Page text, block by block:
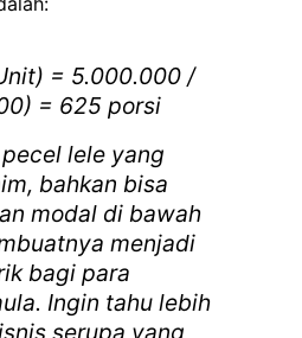
= 5.000.000 /
= 625 porsi
lele yang
bahkan bisa
modal di bawah
menjadi
bagi para
Ingin tahu lebih
serupa yang